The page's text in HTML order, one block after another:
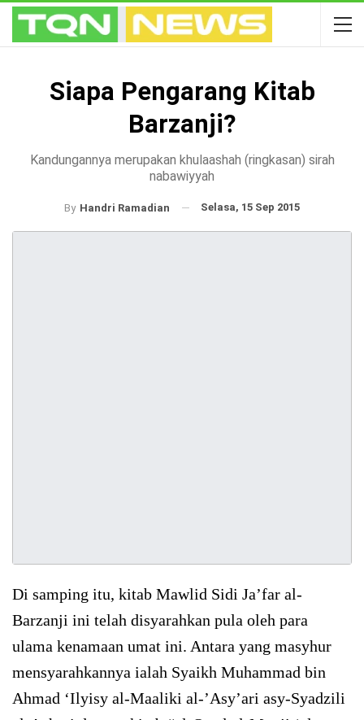
Siapa Pengarang Kitab
Barzanji?
Kandungannya merupakan khulaashah (ringkasan) sirah
nabawiyyah
By Handri Ramadian Selasa, 15 Sep 2015
Di samping itu, kitab Mawlid Sidi Ja’far al-
Barzanji ini telah disyarahkan pula oleh para
ulama kenamaan umat ini. Antara yang masyhur
mensyarahkannya ialah Syaikh Muhammad bin
Ahmad ‘Ilyisy al-Maaliki al-’Asy’ari asy-Syadzili